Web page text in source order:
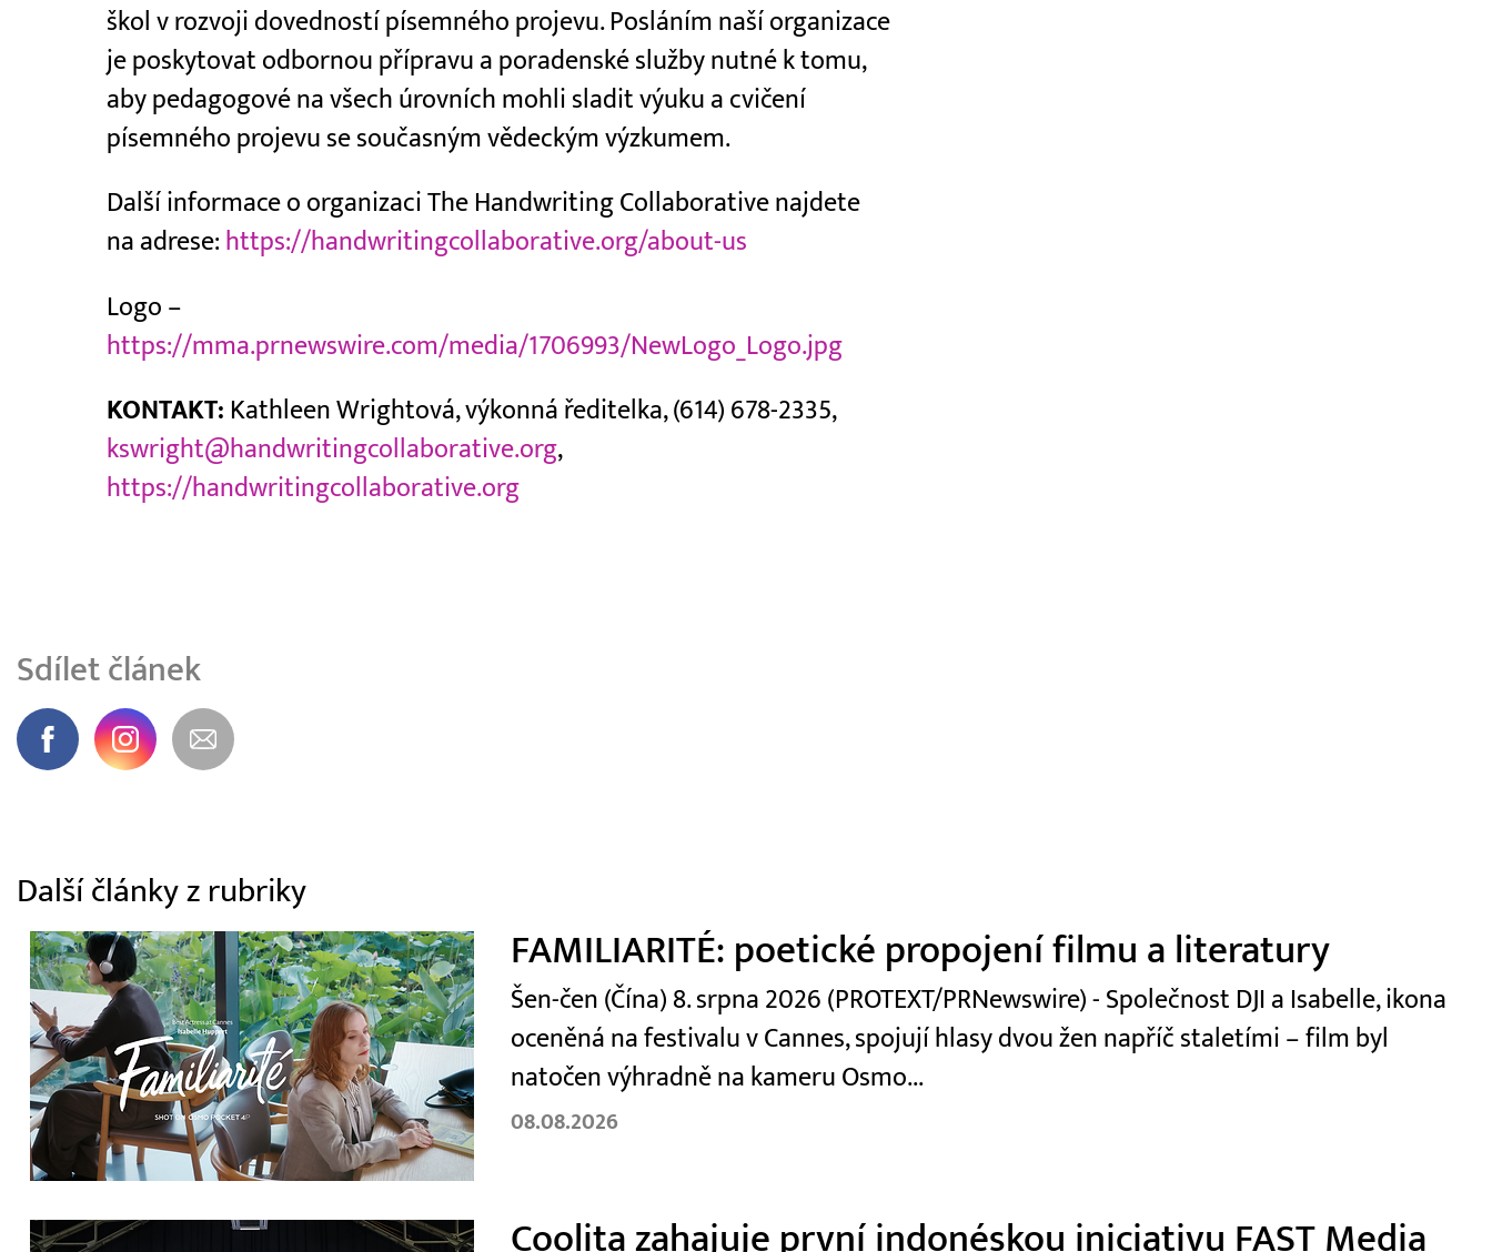
škol v rozvoji dovedností písemného projevu. Posláním naší organizace
je poskytovat odbornou přípravu a poradenské služby nutné k tomu,
aby pedagogové na všech úrovních mohli sladit výuku a cvičení
písemného projevu se současným vědeckým výzkumem.
Další informace o organizaci The Handwriting Collaborative najdete
na adrese: https://handwritingcollaborative.org/about-us
Logo –
https://mma.prnewswire.com/media/1706993/NewLogo_Logo.jpg
KONTAKT: Kathleen Wrightová, výkonná ředitelka, (614) 678-2335,
kswright@handwritingcollaborative.org,
https://handwritingcollaborative.org
Sdílet článek
Další články z rubriky
FAMILIARITÉ: poetické propojení filmu a literatury
Šen-čen (Čína) 8. srpna 2026 (PROTEXT/PRNewswire) - Společnost DJI a Isabelle, ikona
oceněná na festivalu v Cannes, spojují hlasy dvou žen napříč staletími – film byl
natočen výhradně na kameru Osmo...
08.08.2026
Coolita zahajuje první indonéskou iniciativu FAST Media